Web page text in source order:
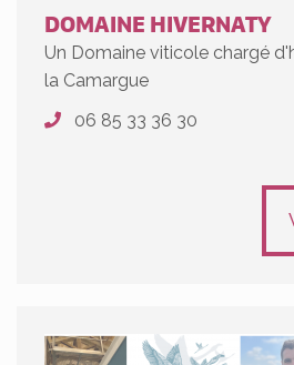
DOMAINE HIVERNATY
Un Domaine viticole chargé
la Camargue
06 85 33 36 30